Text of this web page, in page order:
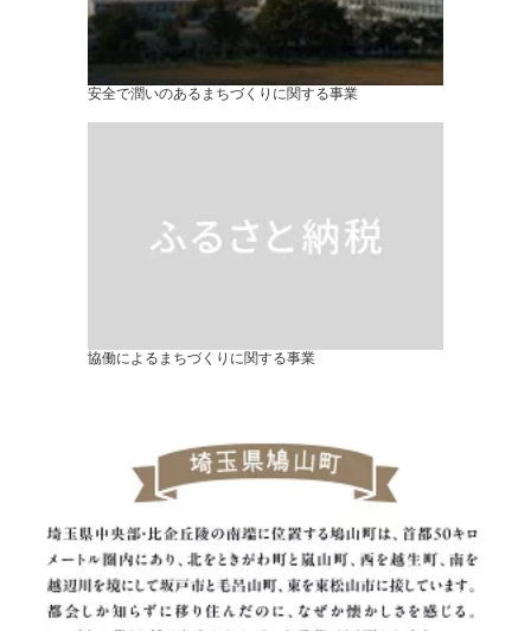
安全で潤いのあるまちづくりに関する事業
協働によるまちづくりに関する事業